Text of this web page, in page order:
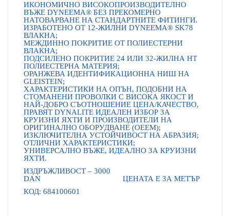
ИКОНОМИЧНО ВИСОКОПРОИЗВОДИТЕЛНО
ВЪЖЕ DYNEEMA® БЕЗ ПРЕКОМЕРНО
НАТОВАРВАНЕ НА СТАНДАРТНИТЕ ФИТИНГИ.
ИЗРАБОТЕНО ОТ 12-ЖИЛНИ DYNEEMA® SK78
ВЛАКНА;
МЕЖДИННО ПОКРИТИЕ ОТ ПОЛИЕСТЕРНИ
ВЛАКНА;
ПОДСИЛЕНО ПОКРИТИЕ 24 ИЛИ 32-ЖИЛНА HT
ПОЛИЕСТЕРНА МАТЕРИЯ;
ОРАНЖЕВА ИДЕНТИФИКАЦИОННА НИШ НА
GLEISTEIN;
ХАРАКТЕРИСТИКИ НА ОПЪН, ПОДОБНИ НА
СТОМАНЕНИ ПРОВОЛКИ С ВИСОКА ЯКОСТ И
НАЙ-ДОБРО СЪОТНОШЕНИЕ ЦЕНА/КАЧЕСТВО,
ПРАВЯТ DYNALITE ИДЕАЛЕН ИЗБОР ЗА
КРУИЗНИ ЯХТИ И ПРОИЗВОДИТЕЛИ НА
ОРИГИНАЛНО ОБОРУДВАНЕ (OEEM);
ИЗКЛЮЧИТЕЛНА УСТОЙЧИВОСТ НА АБРАЗИЯ;
ОТЛИЧНИ ХАРАКТЕРИСТИКИ;
УНИВЕРСАЛНО ВЪЖЕ, ИДЕАЛНО ЗА КРУИЗНИ
ЯХТИ.
ИЗДРЪЖЛИВОСТ – 3000
DAN
ЦЕНАТА Е ЗА МЕТЪР
КОД: 684100601